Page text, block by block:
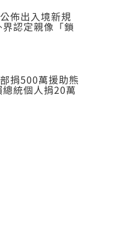
佈出入境新規
界認定親像「鎖
捐500萬援助熊
總統個人捐20萬